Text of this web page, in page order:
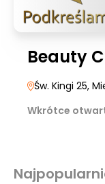
Beauty
Św. Kingi 25,
Wkrótce